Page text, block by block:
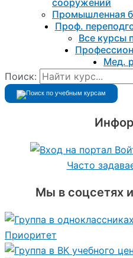
сооружений
Промышленная
Проф.
Все курсы
Мед.
Поиск:
Часто
Мы в соцсетях